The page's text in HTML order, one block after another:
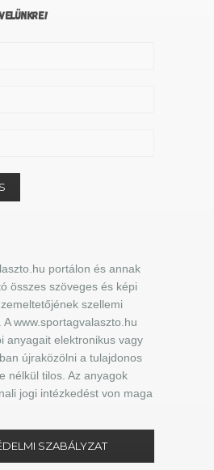
portálon és annak
összes szöveges és képi
szellemi
www.sportagvalaszto.hu
anyagait elektronikus vagy
újraközölni a tulajdonos
nélkül tilos. Az anyagok
jogi intézkedést von maga
SZABÁLYZAT